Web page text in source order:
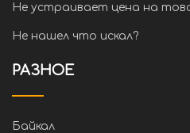
Не устраивает цена на
Не нашел что искал?
РАЗНОЕ
Байкал